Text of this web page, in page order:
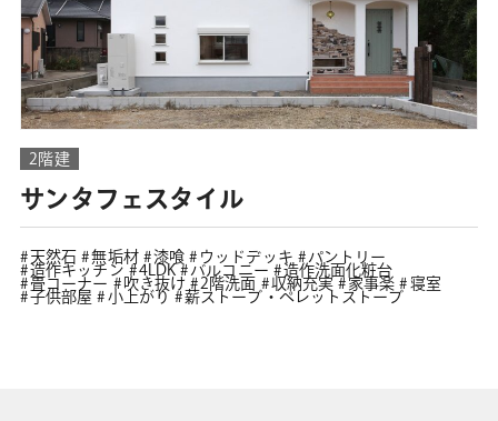
2階建
サンタフェスタイル
天然石 無垢材 漆喰 ウッドデッキ
パントリー
造作キッチン
4LDK バルコニー
造作洗面化粧台
畳コーナー
吹き抜け 2階洗面 収納充実 家事楽
寝室
子供部屋
小上がり 薪ストーブ・ペレットストーブ